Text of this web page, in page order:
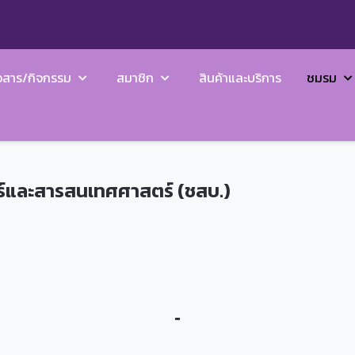
าร/กิจกรรม สมาชิก สินค้าและบริการ ชมรม
ะสารสนเทศศาสตร์ (ชสบ.)
-